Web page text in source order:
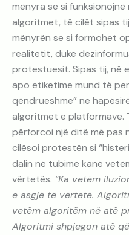
mënyra se si
algoritmet, të cilët sipas
mënyrën se si formohet
realitetit, duke
protestuesit. Sipas tij, në
apo etiketime mund të
qëndrueshme” në
algoritmet e platformave.
përforcoi një ditë më pas
cilësoi protestën si
dalin në tubime kanë
vërtetës. “Ka vetëm
e asgjë të vërtetë.
vetëm algoritëm në atë
Algoritmi shpjegon atë